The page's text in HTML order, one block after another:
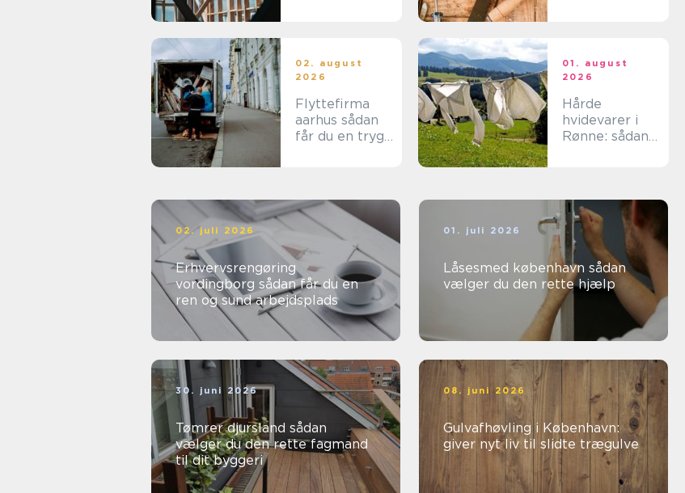
02. august
2026
Flyttefirma
aarhus sådan
får du en tryg
01. august
2026
Hårde
hvidevarer i
Rønne: sådan
02. juli 2026
Erhvervsrengøring
vordingborg sådan får du en
ren og sund arbejdsplads
01. juli 2026
Låsesmed københavn sådan
vælger du den rette hjælp
30. juni 2026
Tømrer djursland sådan
vælger du den rette fagmand
til dit byggeri
08. juni 2026
Gulvafhøvling i København:
giver nyt liv til slidte trægulve